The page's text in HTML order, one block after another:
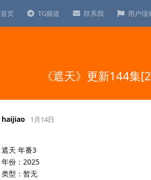
首页 TG频道 联系我 用户须
《遮天》更新144
haijiao 1月14日
遮天 年番3
年份：2025
类型：暂无